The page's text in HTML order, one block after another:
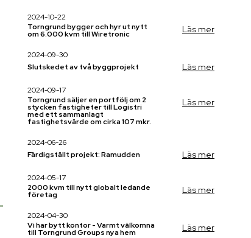
2024-10-22
Torngrund bygger och hyr ut nytt
om 6.000 kvm till Wiretronic Läs mer
2024-09-30
Slutskedet av två byggprojekt
Läs mer
2024-09-17
Torngrund säljer en portfölj om 2
stycken fastigheter till Logistri
med ett sammanlagt
fastighetsvärde om cirka 107 mkr.
Läs mer
2024-06-26
Färdigställt projekt: Ramudden
Läs mer
2024-05-17
2000 kvm till nytt globalt ledande
företag Läs mer
2024-04-30
Vi har bytt kontor - Varmt välkomna
till Torngrund Groups nya hem Läs mer